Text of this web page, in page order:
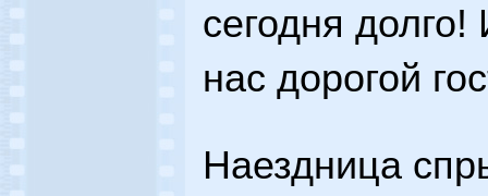
сегодня
нас дорогой
Наездница